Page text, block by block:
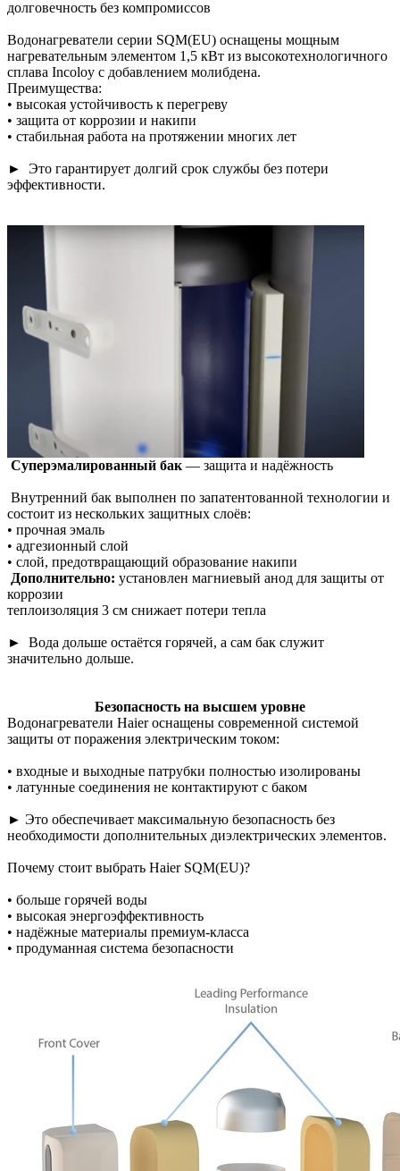
долговечность без компромиссов
Водонагреватели серии SQM(EU) оснащены мощным
нагревательным элементом 1,5 кВт из высокотехнологичного
сплава Incoloy с добавлением молибдена.
Преимущества:
• высокая устойчивость к перегреву
• защита от коррозии и накипи
• стабильная работа на протяжении многих лет
► Это гарантирует долгий срок службы без потери
эффективности.
Суперэмалированный бак — защита и надёжность
Внутренний бак выполнен по запатентованной технологии и
состоит из нескольких защитных слоёв:
• прочная эмаль
• адгезионный слой
• слой, предотвращающий образование накипи
Дополнительно: установлен магниевый анод для защиты от
коррозии
теплоизоляция 3 см снижает потери тепла
► Вода дольше остаётся горячей, а сам бак служит
значительно дольше.
Безопасность на высшем уровне
Водонагреватели Haier оснащены современной системой
защиты от поражения электрическим током:
• входные и выходные патрубки полностью изолированы
• латунные соединения не контактируют с баком
► Это обеспечивает максимальную безопасность без
необходимости дополнительных диэлектрических элементов.
Почему стоит выбрать Haier SQM(EU)?
• больше горячей воды
• высокая энергоэффективность
• надёжные материалы премиум-класса
• продуманная система безопасности